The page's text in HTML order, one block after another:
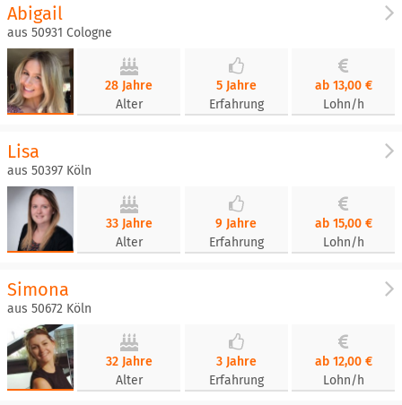
Abigail
aus 50931 Cologne
28 Jahre
Alter
5 Jahre
Erfahrung
ab 13,00 €
Lohn/h
Lisa
aus 50397 Köln
33 Jahre
Alter
9 Jahre
Erfahrung
ab 15,00 €
Lohn/h
Simona
aus 50672 Köln
32 Jahre
Alter
3 Jahre
Erfahrung
ab 12,00 €
Lohn/h